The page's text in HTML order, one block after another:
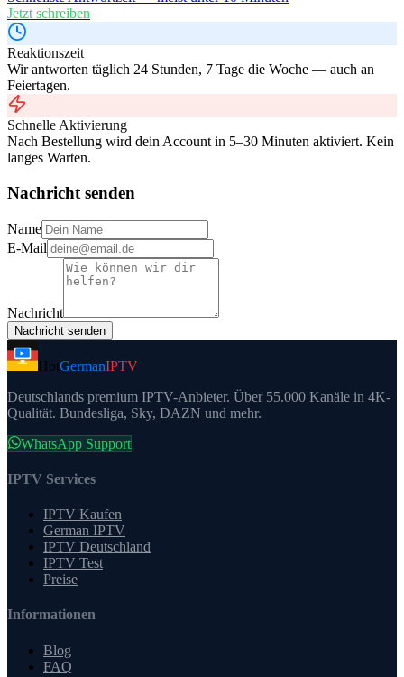
Jetzt schreiben
Reaktionszeit
Wir antworten täglich 24 Stunden, 7 Tage die Woche — auch an
Feiertagen.
Schnelle Aktivierung
Nach Bestellung wird dein Account in 5–30 Minuten aktiviert. Kein
langes Warten.
Nachricht senden
Name
E-Mail
Nachricht
Nachricht senden
HotGermanIPTV
Deutschlands premium IPTV-Anbieter. Über 55.000 Kanäle in 4K-
Qualität. Bundesliga, Sky, DAZN und mehr.
WhatsApp Support
IPTV Services
IPTV Kaufen
German IPTV
IPTV Deutschland
IPTV Test
Preise
Informationen
Blog
FAQ